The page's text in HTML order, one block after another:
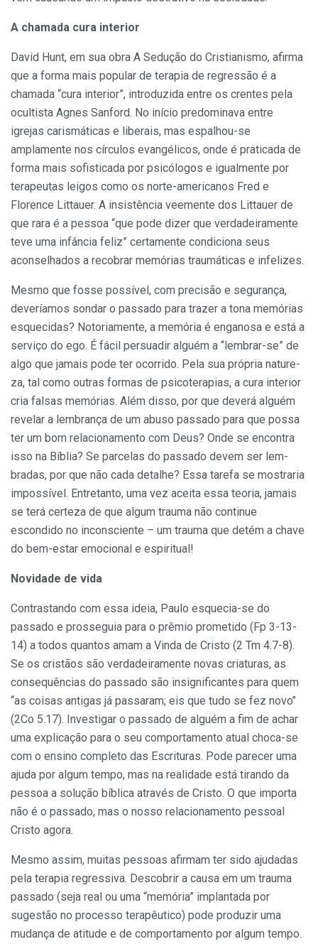
A chamada cura interior
David Hunt, em sua obra A Se­dução do Cristianismo, afirma
que a forma mais popular de terapia de re­gressão é a
chamada “cura interior”, introduzida entre os crentes pela
ocultista Agnes Sanford. No início pre­dominava entre
igrejas carismáticas e liberais, mas espalhou-se
amplamente nos círculos evangélicos, onde é praticada de
forma mais sofisticada por psicólogos e igualmente por
terapeutas leigos como os norte-americanos Fred e
Florence Littauer. A insistência vee­mente dos Littauer de
que rara é a pessoa “que pode dizer que verda­deiramente
teve uma infância feliz” certamente condiciona seus
aconse­lhados a recobrar memórias traumáti­cas e infelizes.
Mesmo que fosse possível, com precisão e segurança,
deveríamos son­dar o passado para trazer a tona me­mórias
esquecidas? Notoriamente, a memória é enganosa e está a
serviço do ego. É fácil persuadir alguém a “lembrar-se” de
algo que jamais pode ter ocorrido. Pela sua própria nature­
za, tal como outras formas de psicoterapias, a cura interior
cria fal­sas memórias. Além disso, por que deverá alguém
revelar a lembrança de um abuso passado para que possa
ter um bom relacionamento com Deus? Onde se encontra
isso na Bíblia? Se parcelas do passado devem ser lem­
bradas, por que não cada detalhe? Essa tarefa se mostraria
impossível. Entre­tanto, uma vez aceita essa teoria, jamais
se terá certeza de que algum trau­ma não continue
escondido no in­consciente – um trauma que detém a chave
do bem-estar emocional e espiritual!
Novidade de vida
Contrastando com essa ideia, Paulo esquecia-se do
passado e prosseguia para o prêmio prometido (Fp 3-13-
14) a todos quantos amam a Vin­da de Cristo (2 Tm 4.7-8).
Se os cristãos são verdadeiramente novas cria­turas, as
consequências do passado são insignificantes para quem
‘‘as coi­sas antigas já passaram; eis que tudo se fez novo’’
(2Co 5.17). Investigar o passado de alguém a fim de achar
uma explicação para o seu comportamen­to atual choca-se
com o ensino com­pleto das Escrituras. Pode parecer uma
ajuda por algum tempo, mas na rea­lidade está tirando da
pessoa a solução bíblica através de Cristo. O que impor­ta
não é o passado, mas o nosso relacionamento pessoal
Cristo agora.
Mesmo assim, muitas pessoas afirmam ter sido ajudadas
pela tera­pia regressiva. Descobrir a causa em um trauma
passado (seja real ou uma “memória” implantada por
sugestão no processo terapêutico) pode pro­duzir uma
mudança de atitude e de comportamento por algum tempo.